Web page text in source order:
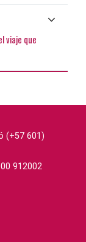
viaje que
(+57 601)
912002